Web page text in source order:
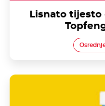
Lisnato tijesto